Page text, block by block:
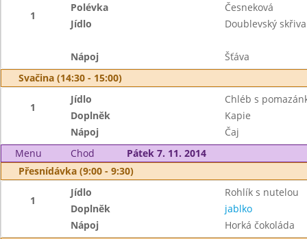
1
Polévka
Česneková
Jídlo
Doublevský
Nápoj
Šťáva
Svačina (14:30 - 15:00)
1
Jídlo
Chléb s
Doplněk
Kapie
Nápoj
Čaj
Menu
Chod
Pátek 7. 11. 2014
Přesnídávka (9:00 - 9:30)
1
Jídlo
Rohlík s nutelou
Doplněk
jablko
Nápoj
Horká čokoláda